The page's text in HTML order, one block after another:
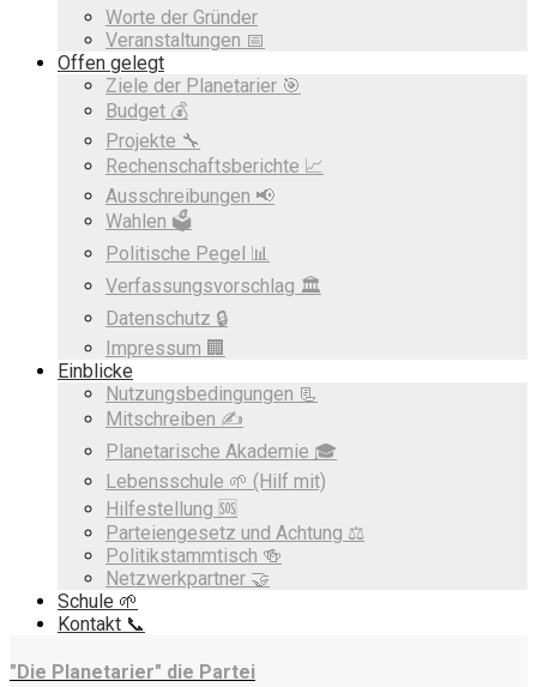
Worte der Gründer
Veranstaltungen 📅
Offen gelegt
Ziele der Planetarier 🎯
Budget 💰
Projekte 🔧
Rechenschaftsberichte 📈
Ausschreibungen 📢
Wahlen 🗳️
Politische Pegel 📊
Verfassungsvorschlag 🏛️
Datenschutz 🔒
Impressum 🏢
Einblicke
Nutzungsbedingungen 📃
Mitschreiben ✍️
Planetarische Akademie 🎓
Lebensschule 🌱 (Hilf mit)
Hilfestellung 🆘
Parteiengesetz und Achtung ⚖️
Politikstammtisch 🍻
Netzwerkpartner 🤝
Schule 🌱
Kontakt 📞
"Die Planetarier" die Partei